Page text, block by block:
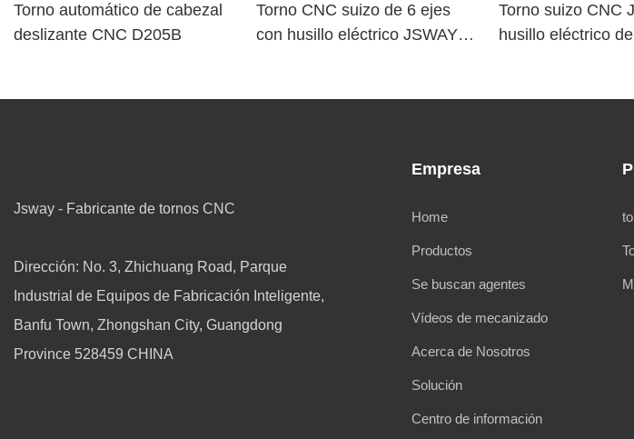
Torno automático de cabezal
deslizante CNC D205B
Torno CNC suizo de 6 ejes
con husillo eléctrico JSWAY
Torno suizo CNC
husillo eléctrico
Jsway - Fabricante de tornos CNC
Dirección: No. 3, Zhichuang Road, Parque
Industrial de Equipos de Fabricación Inteligente,
Banfu Town, Zhongshan City, Guangdong
Province 528459 CHINA
Empresa
Home
Productos
Se buscan agentes
Vídeos de mecanizado
Acerca de Nosotros
Solución
Centro de información